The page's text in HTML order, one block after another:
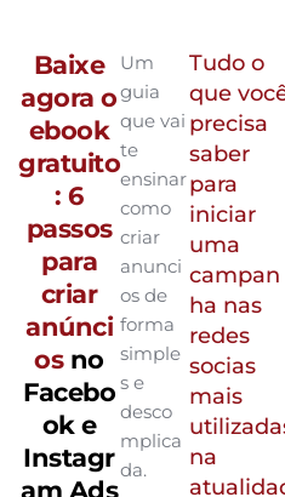
Baixe
agora o
ebook
gratuito
: 6
passos
para
criar
anúnci
osno
Facebo
ok e
Instagr
am Ads
Um
guia
que vai
te
ensinar
como
criar
anunci
os de
forma
simple
s e
desco
mplica
da.
Tudo o
que
precisa
saber
para
iniciar
uma
campan
ha nas
redes
socias
mais
na